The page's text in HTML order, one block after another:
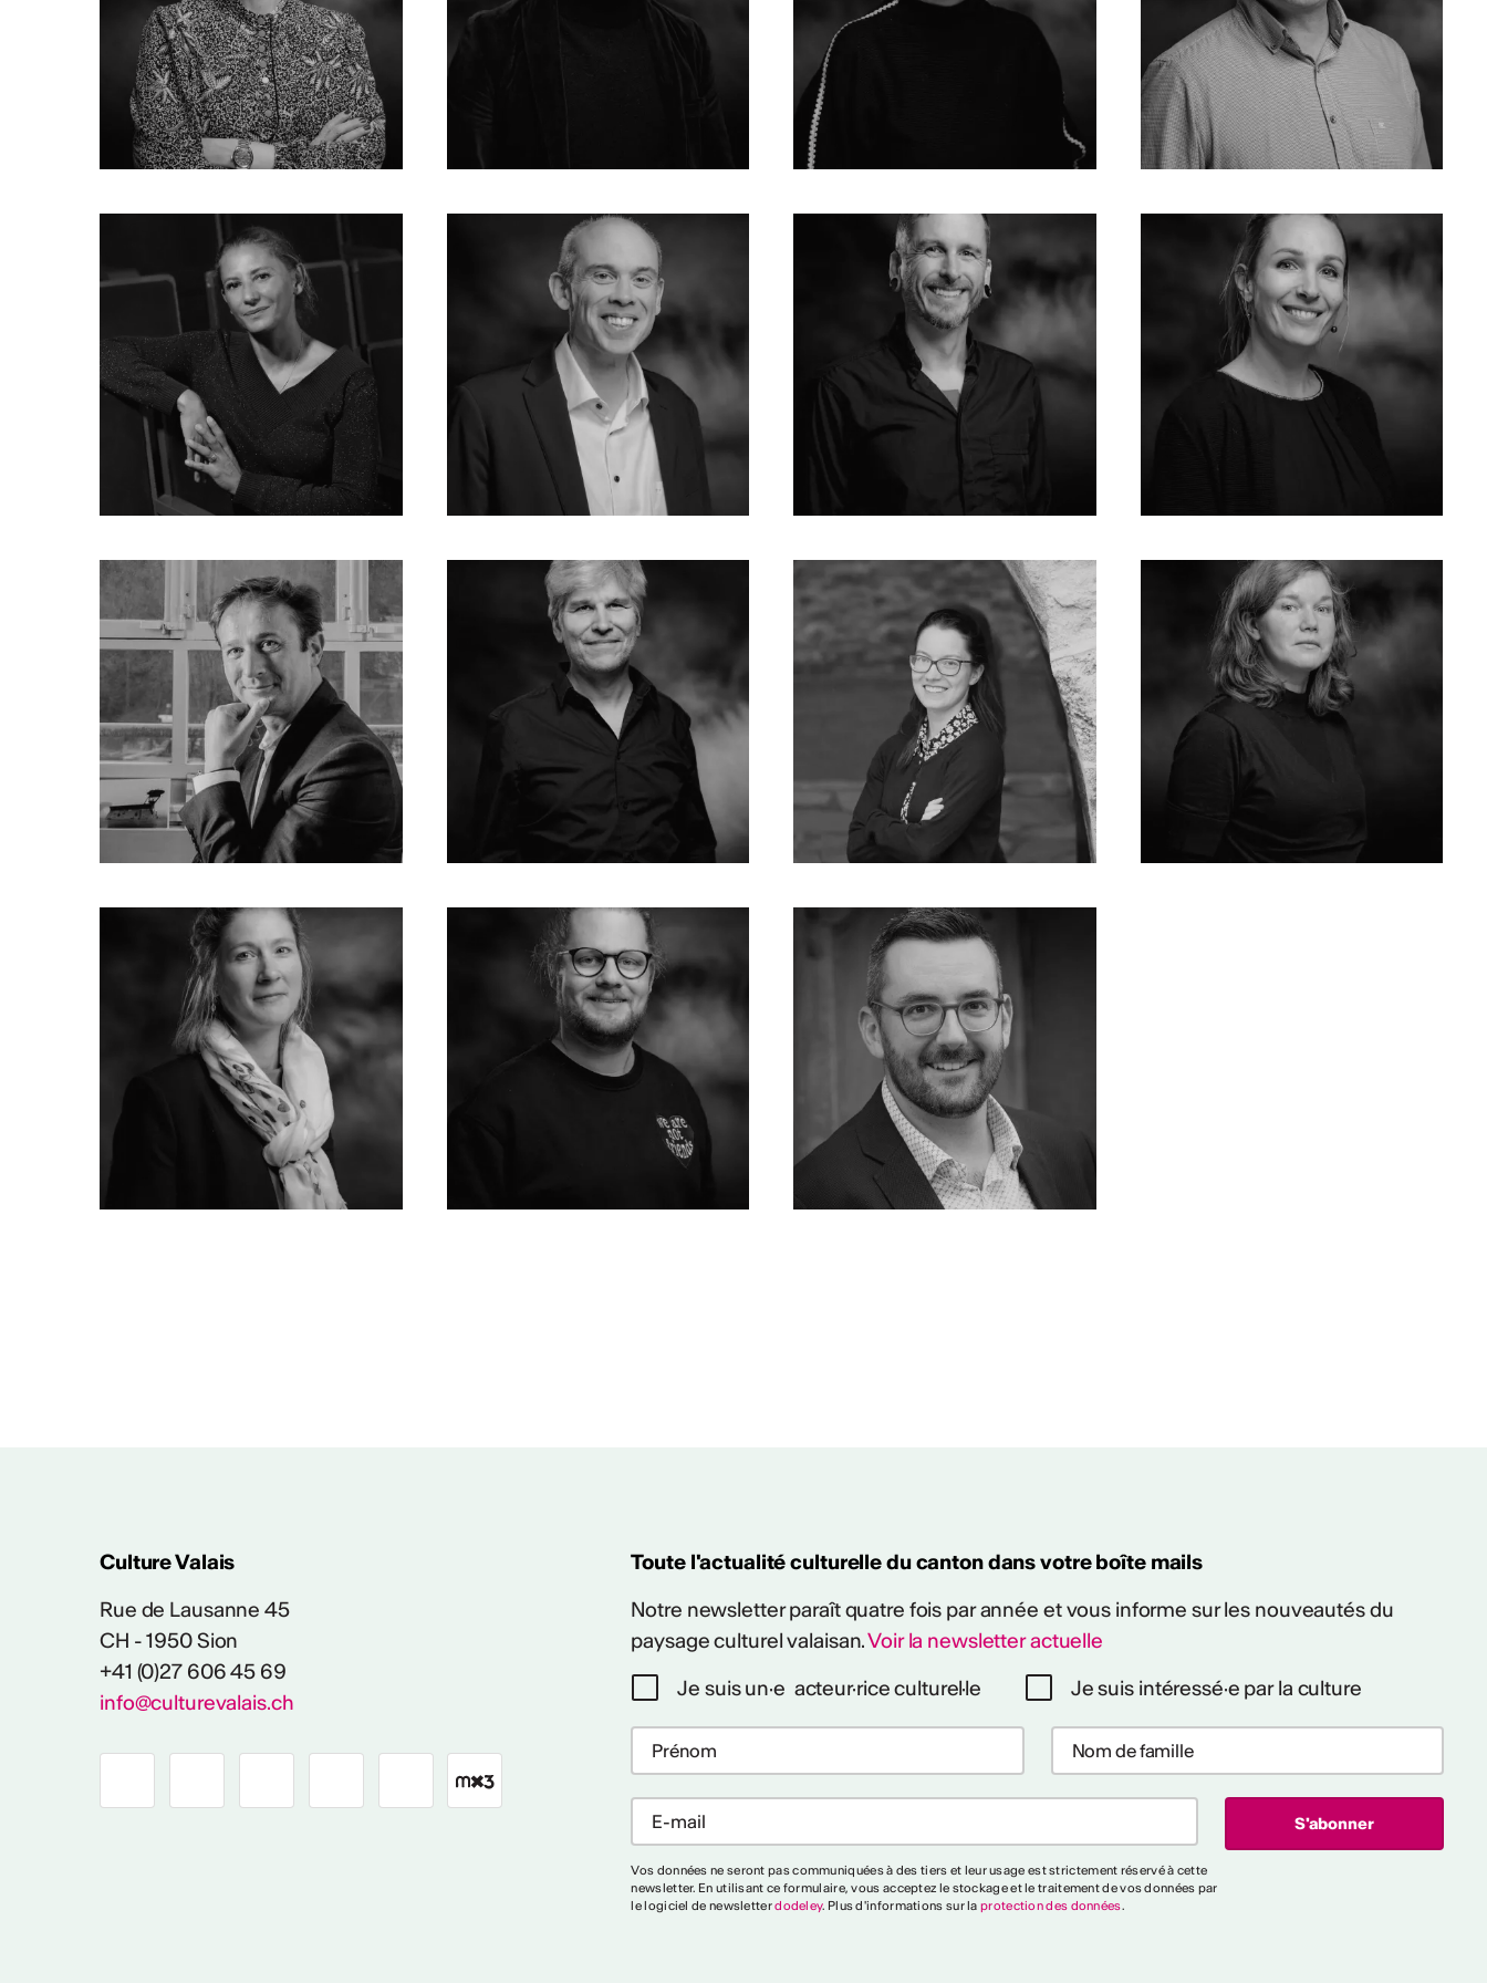
PORTRAITS D'ARTISTES
Culture Valais
Rue de Lausanne 45
CH - 1950 Sion
+41 (0)27 606 45 69
info@culturevalais.ch
Toute l'actualité culturelle du canton dans votre boîte mails
Notre newsletter paraît quatre fois par année et vous informe sur les nouveautés du
paysage culturel valaisan.Voir la newsletter actuelle
Je suis un·e acteur·rice culturel·le
Je suis intéressé·e par la culture
Vos données ne seront pas communiquées à des tiers et leur usage est strictement réservé à cette
newsletter. En utilisant ce formulaire, vous acceptez le stockage et le traitement de vos données par
le logiciel de newsletterdodeley. Plus d'informations sur laprotection des données.